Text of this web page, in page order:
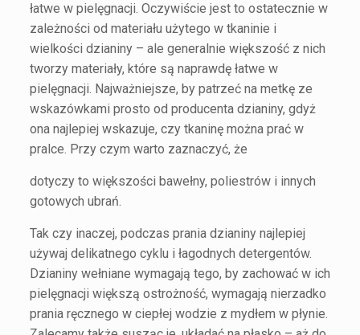
łatwe w pielęgnacji. Oczywiście jest to ostatecznie w
zależności od materiału użytego w tkaninie i
wielkości dzianiny – ale generalnie większość z nich
tworzy materiały, które są naprawdę łatwe w
pielęgnacji. Najważniejsze, by patrzeć na metkę ze
wskazówkami prosto od producenta dzianiny, gdyż
ona najlepiej wskazuje, czy tkaninę można prać w
pralce. Przy czym warto zaznaczyć, że
dotyczy to większości bawełny, poliestrów i innych
gotowych ubrań.
Tak czy inaczej, podczas prania dzianiny najlepiej
używaj delikatnego cyklu i łagodnych detergentów.
Dzianiny wełniane wymagają tego, by zachować w ich
pielęgnacji większą ostrożność, wymagają nierzadko
prania ręcznego w ciepłej wodzie z mydłem w płynie.